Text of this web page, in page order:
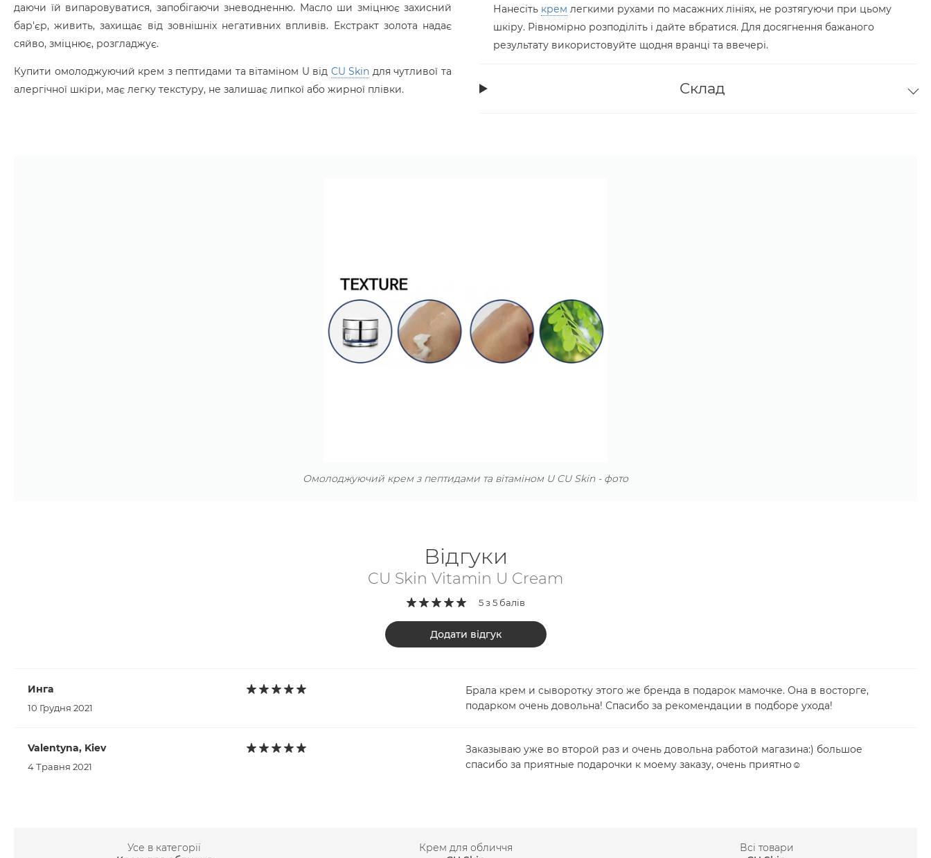
даючи їй випаровуватися, запобігаючи зневодненню. Масло ши зміцнює захисний
бар'єр, живить, захищає від зовнішніх негативних впливів. Екстракт золота надає
сяйво, зміцнює, розгладжує.
Купити омолоджуючий крем з пептидами та вітаміном U від CU Skin для чутливої та
алергічної шкіри, має легку текстуру, не залишає липкої або жирної плівки.
Нанесіть крем легкими рухами по масажних лініях, не розтягуючи при цьому
шкіру. Рівномірно розподіліть і дайте вбратися. Для досягнення бажаного
результату використовуйте щодня вранці та ввечері.
Склад
Омолоджуючий крем з пептидами та вітаміном U CU Skin - фото
Відгуки
CU Skin Vitamin U Cream
5 з 5 балів
Додати відгук
Инга
10 Грудня 2021
Брала крем и сыворотку этого же бренда в подарок мамочке. Она в восторге,
подарком очень довольна! Спасибо за рекомендации в подборе ухода!
Valentyna, Kiev
4 Травня 2021
Заказываю уже во второй раз и очень довольна работой магазина:) большое
спасибо за приятные подарочки к моему заказу, очень приятно☺️
Усе в категорії
Крем для обличчя
Всі товари